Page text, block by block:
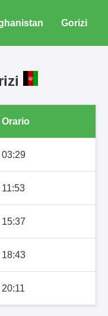
Gorizi
Orario
03:29
11:53
15:37
18:43
20:11